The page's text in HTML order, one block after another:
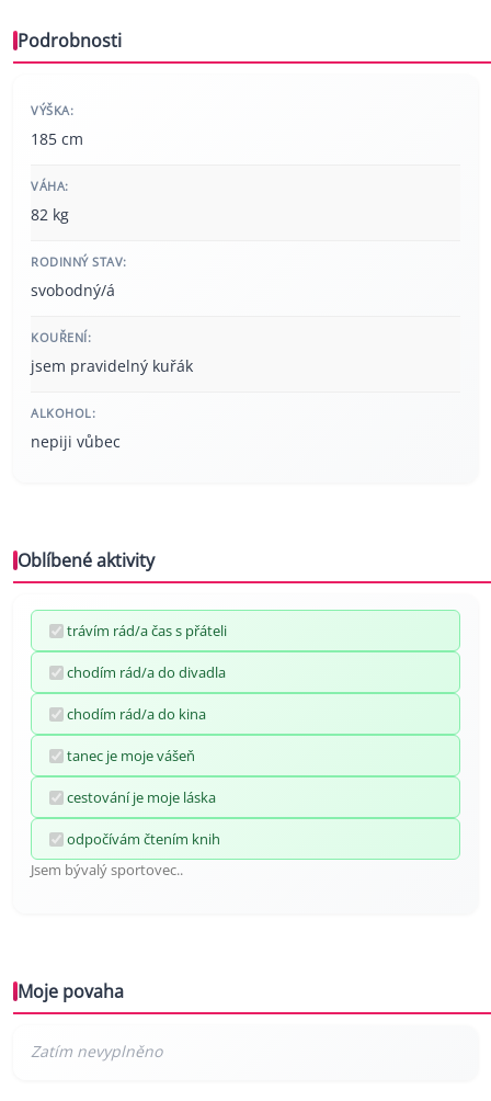
Podrobnosti
VÝŠKA:
185 cm
VÁHA:
82 kg
RODINNÝ STAV:
svobodný/á
KOUŘENÍ:
jsem pravidelný kuřák
ALKOHOL:
nepiji vůbec
Oblíbené aktivity
trávím rád/a čas s přáteli
chodím rád/a do divadla
chodím rád/a do kina
tanec je moje vášeň
cestování je moje láska
odpočívám čtením knih
Jsem bývalý sportovec..
Moje povaha